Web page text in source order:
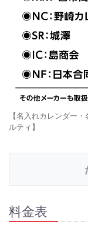
【名入れカレンダー
ルティ】
料金表